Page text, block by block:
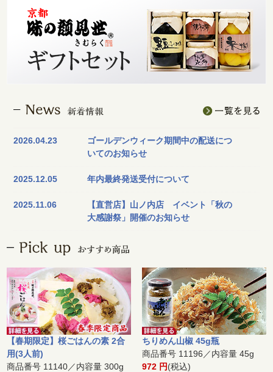
2026.04.23
ゴールデンウィーク期間中の配送につ
いてのお知らせ
2025.12.05 年内最終発送受付について
2025.11.06
【直営店】山ノ内店 イベント「秋の
大感謝祭」開催のお知らせ
【春期限定】桜ごはんの素 2合
用(3人前)
商品番号 11140／内容量 300g
ちりめん山椒 45g瓶
商品番号 11196／内容量 45g
972 円(税込)